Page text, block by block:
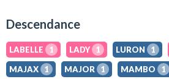
Descendance
LABELLE 1 LADY 1 LURON 1
MAJAX
1 MAJOR 1 MAMBO 1